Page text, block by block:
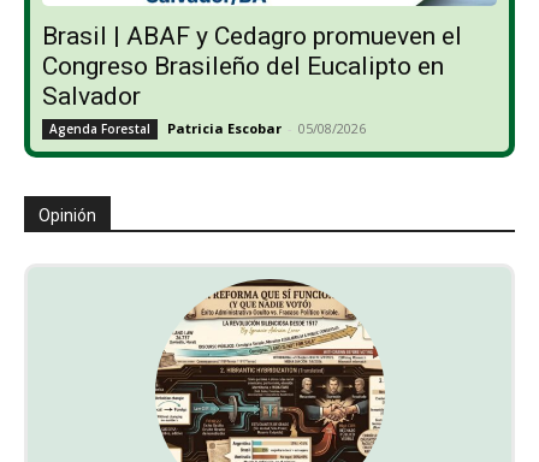
Brasil | ABAF y Cedagro promueven el
Congreso Brasileño del Eucalipto en
Salvador
Agenda Forestal Patricia Escobar - 05/08/2026
Opinión